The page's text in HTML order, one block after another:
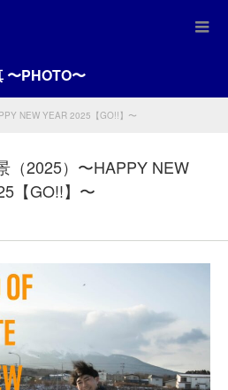
〜PHOTO〜
NEW YEAR 2025【GO!!】〜
（2025）〜HAPPY NEW
【GO!!】〜